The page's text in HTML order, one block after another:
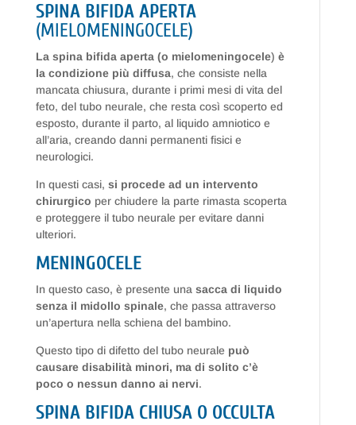
SPINA BIFIDA APERTA
(MIELOMENINGOCELE)
La spina bifida aperta (o mielomeningocele) è
la condizione più diffusa, che consiste nella
mancata chiusura, durante i primi mesi di vita del
feto, del tubo neurale, che resta così scoperto ed
esposto, durante il parto, al liquido amniotico e
all’aria, creando danni permanenti fisici e
neurologici.
In questi casi, si procede ad un intervento
chirurgico per chiudere la parte rimasta scoperta
e proteggere il tubo neurale per evitare danni
ulteriori.
MENINGOCELE
In questo caso, è presente unasacca di liquido
senza il midollo spinale, che passa attraverso
un’apertura nella schiena del bambino.
Questo tipo di difetto del tubo neurale può
causare disabilità minori, ma di solito c’è
poco o nessun danno ai nervi.
SPINA BIFIDA CHIUSA O OCCULTA